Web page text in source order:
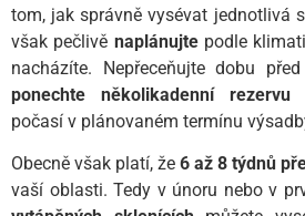
tom, jak správně vysévat jednotlivá
však pečlivě naplánujtepodle
nacházíte. Nepřeceňujte dobu
ponechte několikadenní rezervu
počasí v plánovaném termínu
Obecně však platí, že 6 až 8 týdnů
vaší oblasti. Tedy v únoru nebo v